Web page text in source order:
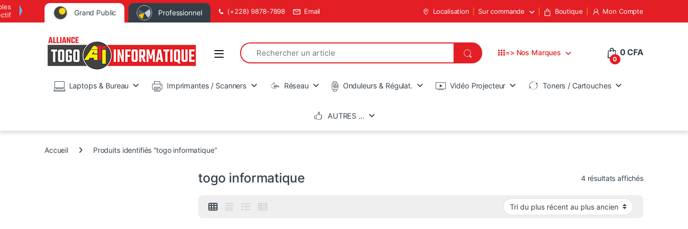
Grand Public Professionnel (+228) 9878-7898 Email Localisation Sur commande Boutique Mon Compte
Open
Search for:
=> Nos Marques
0
0CFA
Laptops & Bureau Imprimantes / Scanners Réseau Onduleurs & Régulat. Vidéo Projecteur Toners / Cartouches
AUTRES …
Accueil Produits identifiés “togo informatique”
togo informatique 4 résultats affichésTrié du plus